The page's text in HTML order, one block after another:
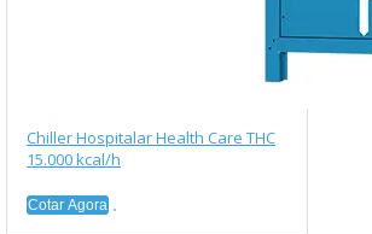
Chiller Hospitalar Health Care THC
15.000 kcal/h
Cotar Agora